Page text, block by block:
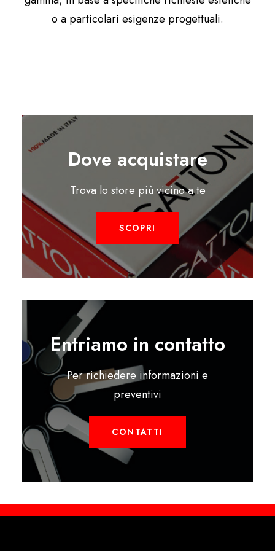
o a particolari esigenze progettuali.
Dove acquistare
Trova lo store più vicino a te
SCOPRI
Entriamo in contatto
Per richiedere informazioni e
preventivi
CONTATTI